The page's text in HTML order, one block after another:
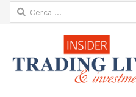
Ricerca
per: